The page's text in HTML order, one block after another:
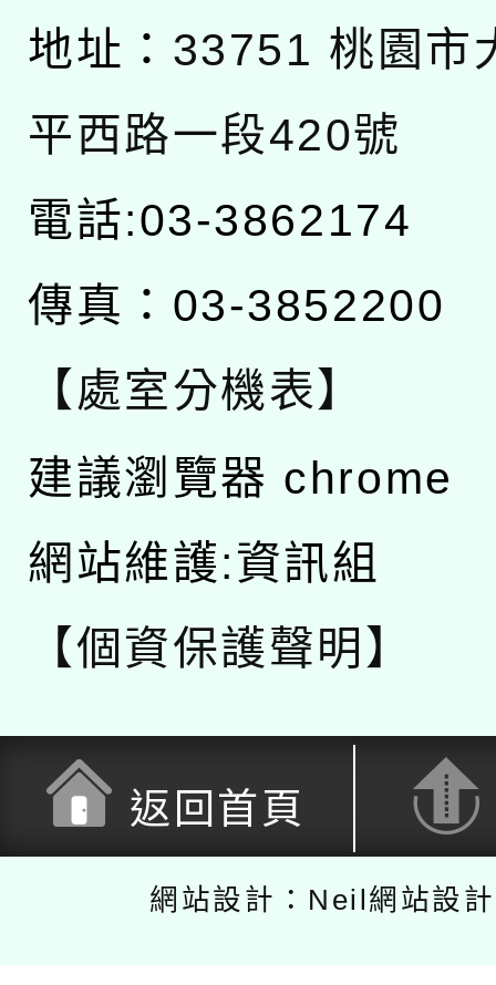
地址： 33751 桃園市
平西路一段420號
電話:03-3862174
傳真：03-3852200
【處室分機表】
建議瀏覽器 chrome
網站維護:資訊組
【個資保護聲明】
返回首頁
網站設計：Neil網站設